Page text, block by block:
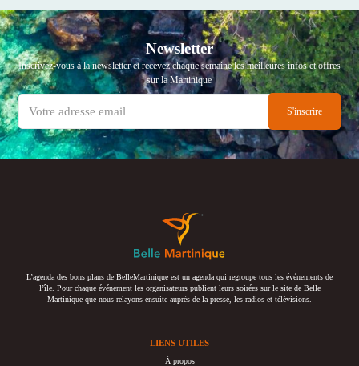
Newsletter
Inscrivez-vous à la newsletter et recevez chaque semaine les meilleures infos et offres
sur la Martinique
L’agenda des bons plans de BelleMartinique est un agenda qui regroupe tous les événements de
l’île. Pour chaque événement les organisateurs publient leurs soirées sur le site de Belle
Martinique que nous relayons ensuite auprès de la presse, les radios et télévisions.
LIENS UTILES
À propos